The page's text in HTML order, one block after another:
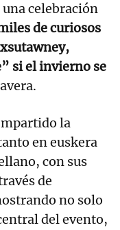
una celebración
de curiosos
si el invierno se
la
en euskera
con sus
de
no solo
del evento,